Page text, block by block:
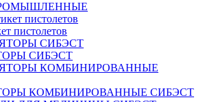
пистолетов
СИБЭСТ
КОМБИНИРОВАННЫЕ СИБЭСТ